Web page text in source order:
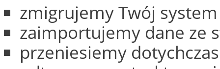
zmigrujemy Twój
zaimportujemy dane ze
przeniesiemy